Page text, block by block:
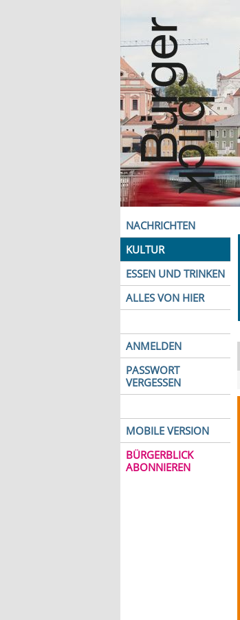
NACHRICHTEN
KULTUR
ESSEN UND TRINKEN
ALLES VON HIER
ANMELDEN
PASSWORT
VERGESSEN
MOBILE VERSION
BÜRGERBLICK
ABONNIEREN